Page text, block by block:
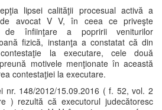
lipsei calităţii procesual activă a
de avocat V V, în ceea ce priveşte
de înfiinţare a popririi veniturilor
fizică, instanţa a constatat că din
la executare, cele două
motivele menţionate în această
contestaţiei la executare.
nr. 148/2012/15.09.2016 ( f. 52, vol. 2
) rezultă că executorul judecătoresc